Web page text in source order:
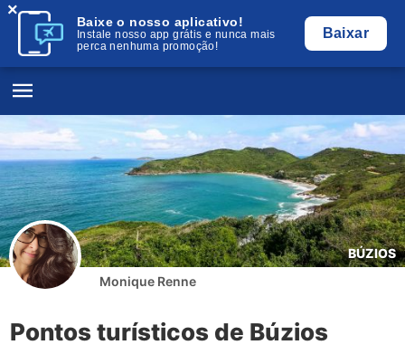
Baixe o nosso aplicativo!
Instale nosso app grátis e nunca mais
perca nenhuma promoção!
Baixar
×
BÚZIOS
Monique Renne
Pontos turísticos de Búzios